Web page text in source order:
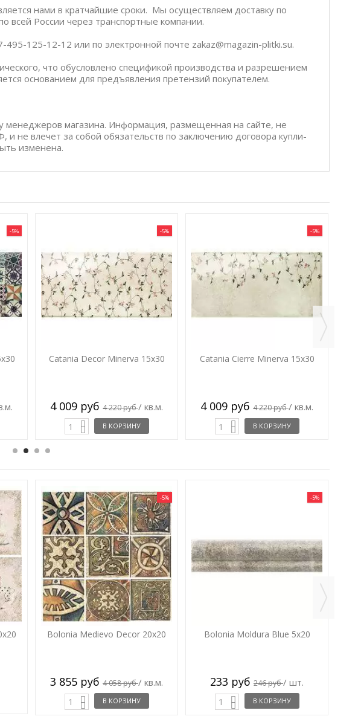
нами в кратчайшие сроки. Мы осуществляем доставку по
всей России через транспортные компании.
125-12-12 или по электронной почте zakaz@magazin-plitki.su.
что обусловлено спецификой производства и разрешением
основанием для предъявления претензий покупателем.
менеджеров магазина. Информация, размещенная на сайте, не
не влечет за собой обязательств по заключению договора купли-
изменена.
-5% -5%
Catania Decor Minerva 15x30
4 009 руб 4 220 руб/ кв.м.
В КОРЗИНУ
-5%
Catania Cierre Minerva 15x30
4 009 руб 4 220 руб/ кв.м.
В КОРЗИНУ
-5%
Bolonia Medievo Decor 20x20
3 855 руб 4 058 руб/ кв.м.
В КОРЗИНУ
-5%
Bolonia Moldura Blue 5x20
233 руб 246 руб/ шт.
В КОРЗИНУ